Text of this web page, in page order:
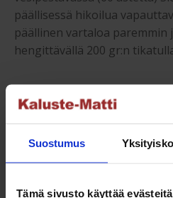
Suostumus
Tämä sivusto käyttää evästeitä
päällisessä hikoilua
päällinen vartaloa paremmin
hengittävällä 200 gr:n
Moottorisänky –
korkeus 120 cm. Päädyn